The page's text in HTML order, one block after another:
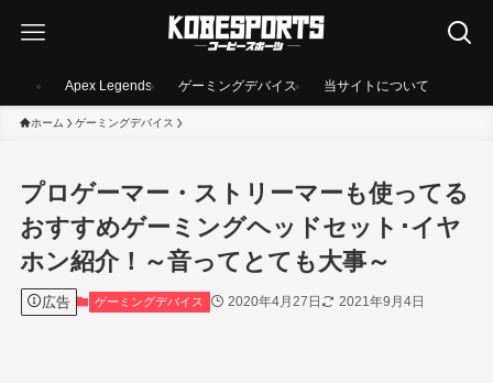
Apex Legends ゲーミングデバイス 当サイトについて
ホーム ゲーミングデバイス
プロゲーマー・ストリーマーも使ってる
おすすめゲーミングヘッドセット･イヤ
ホン紹介！～音ってとても大事～
広告 ゲーミングデバイス 2020年4月27日 2021年9月4日